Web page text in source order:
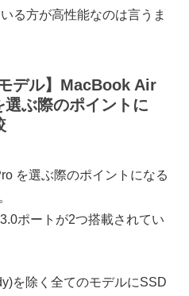
る方が高性能なのは言うま
デル】MacBook Air
ぶ際のポイントに
を選ぶ際のポイントになる
ポートが2つ搭載されてい
を除く全てのモデルにSSD